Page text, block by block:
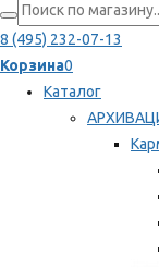
8 (495) 232-07-13
Корзина0
Каталог